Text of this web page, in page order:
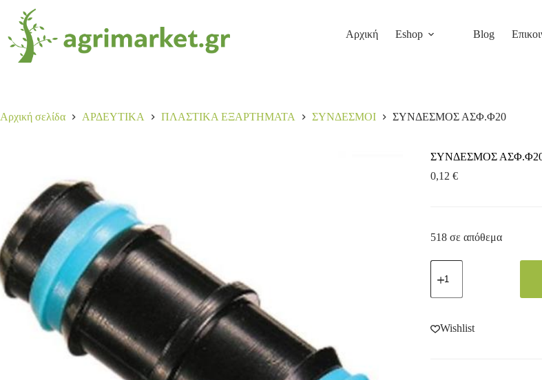
0,12
518 σε απόθεμα
Αρχική Eshop Blog
Αρχική σελίδα ΑΡΔΕΥΤΙΚΑ ΠΛΑΣΤΙΚΑ ΕΞΑΡΤΗΜΑΤΑ ΣΥΝΔΕΣΜΟΙ ΣΥΝΔΕΣΜΟΣ ΑΣΦ.Φ20
ΣΥΝΔΕΣΜΟΣ
0,12 €
518 σε απόθεμα
Wishlist